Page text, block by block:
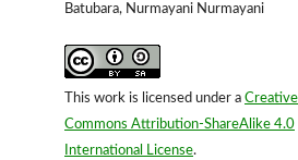
Batubara, Nurmayani Nurmayani
This work is licensed under a Creative
Commons Attribution-ShareAlike 4.0
International License.